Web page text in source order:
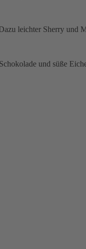
leichter Sherry und
und süße